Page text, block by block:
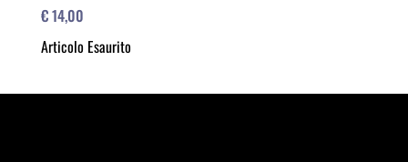
€ 14,00
Articolo Esaurito